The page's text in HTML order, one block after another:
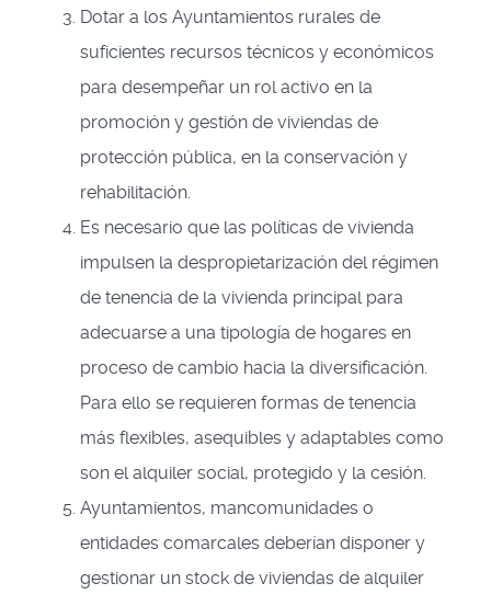
Dotar a los Ayuntamientos rurales de
suficientes recursos técnicos y económicos
para desempeñar un rol activo en la
promoción y gestión de viviendas de
protección pública, en la conservación y
rehabilitación.
Es necesario que las políticas de vivienda
impulsen la despropietarización del régimen
de tenencia de la vivienda principal para
adecuarse a una tipología de hogares en
proceso de cambio hacia la diversificación.
Para ello se requieren formas de tenencia
más flexibles, asequibles y adaptables como
son el alquiler social, protegido y la cesión.
Ayuntamientos, mancomunidades o
entidades comarcales deberían disponer y
gestionar un stock de viviendas de alquiler